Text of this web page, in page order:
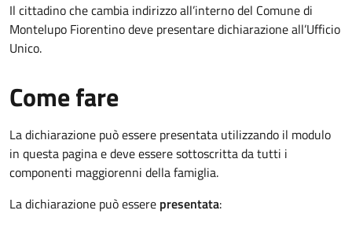
Il cittadino che cambia indirizzo all’interno del Comune di
Montelupo Fiorentino deve presentare dichiarazione all’Ufficio
Unico.
Come fare
La dichiarazione può essere presentata utilizzando il modulo
in questa pagina e deve essere sottoscritta da tutti i
componenti maggiorenni della famiglia.
La dichiarazione può essere presentata: